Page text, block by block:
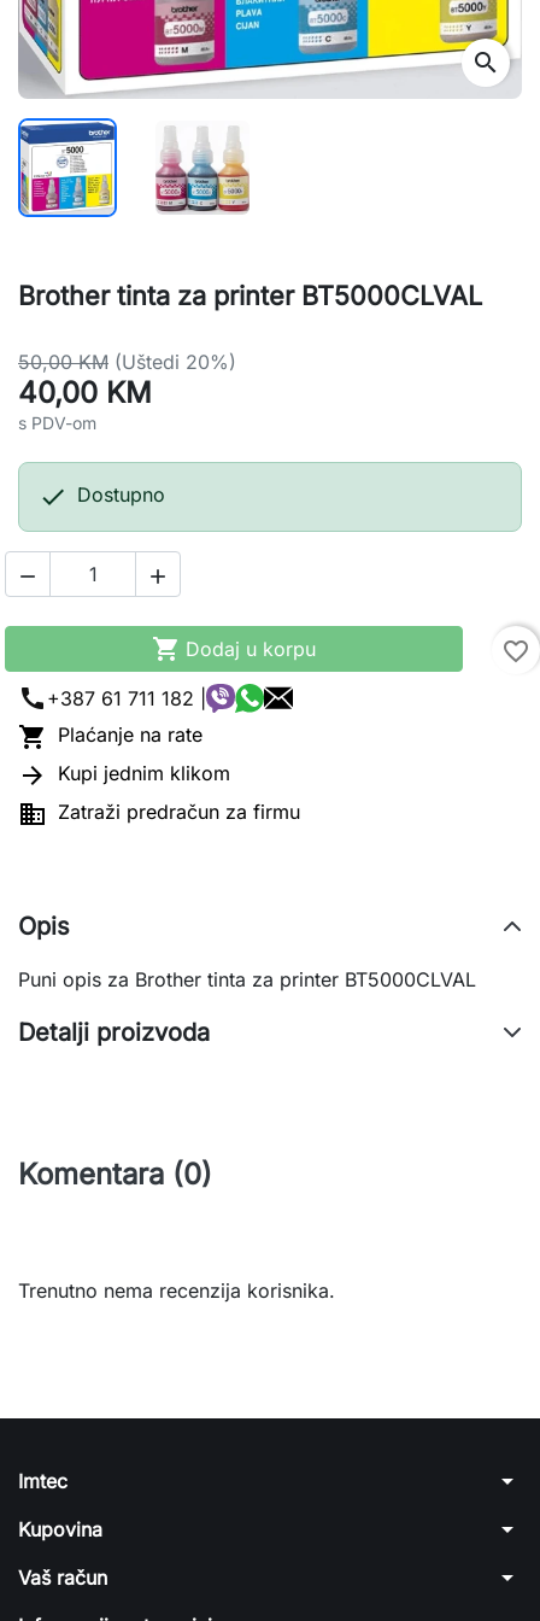
search
Brother tinta za printer BT5000CLVAL
50,00 KM (Uštedi 20%)
40,00 KM
s PDV-om
 Dostupno
 
 Dodaj u korpu
favorite_border
call +387 61 711 182 |
 Plaćanje na rate
 Kupi jednim klikom
 Zatraži predračun za firmu
Opis
Puni opis za Brother tinta za printer BT5000CLVAL
Detalji proizvoda
Komentara (0)
Trenutno nema recenzija korisnika.
Imtec arrow_drop_down
Kupovina arrow_drop_down
Vaš račun arrow_drop_down